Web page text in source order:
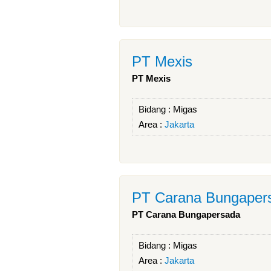
PT Mexis
PT Mexis
Bidang : Migas
Area : Jakarta
PT Carana
PT Carana Bungapersada
Bidang : Migas
Area : Jakarta